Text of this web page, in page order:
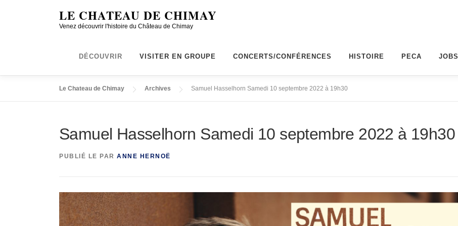
LE CHATEAU DE CHIMAY
Venez découvrir l'histoire du Château de Chimay
DÉCOUVRIR VISITER EN GROUPE CONCERTS/CONFÉRENCES HISTOIRE PECA JOBS
Le Chateau de Chimay Archives Samuel Hasselhorn Samedi 10 septembre 2022 à 19h30
Samuel Hasselhorn Samedi 10 septembre 2022 à 19h30
PUBLIÉ LE PAR ANNE HERNOË